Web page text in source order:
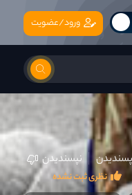
ورود/عضویت
پسندیدن نپسندیدن
نظری ثبت نشده